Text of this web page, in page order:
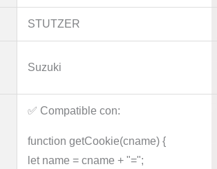
STUTZER
Suzuki
✅​ Compatible con:
function getCookie(cname) {
let name = cname + "=";